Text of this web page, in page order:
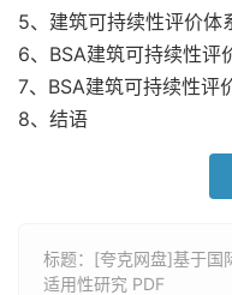
5、建筑可持续性评价体
6、BSA建筑可持续性评
7、BSA建筑可持续性评
8、结语
标题：[夸克网盘]基于国
适用性研究 PDF